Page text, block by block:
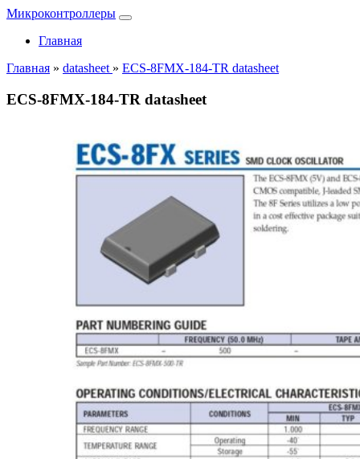
Микроконтроллеры
Главная
Главная » datasheet » ECS-8FMX-184-TR datasheet
ECS-8FMX-184-TR datasheet